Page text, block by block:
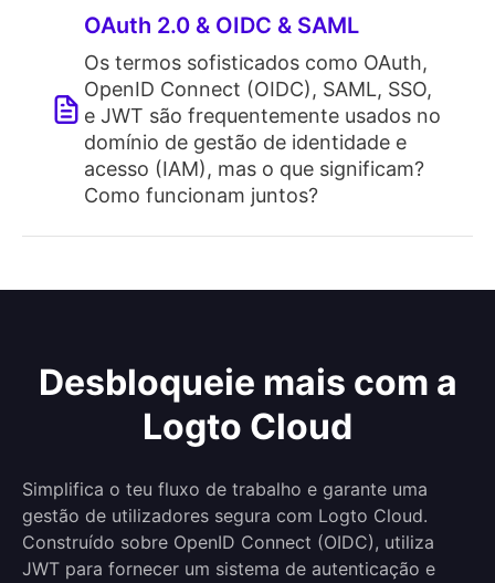
OAuth 2.0 & OIDC & SAML
Os termos sofisticados como OAuth,
OpenID Connect (OIDC), SAML, SSO,
e JWT são frequentemente usados no
domínio de gestão de identidade e
acesso (IAM), mas o que significam?
Como funcionam juntos?
Desbloqueie mais com a
Logto Cloud
Simplifica o teu fluxo de trabalho e garante uma
gestão de utilizadores segura com Logto Cloud.
Construído sobre OpenID Connect (OIDC), utiliza
JWT para fornecer um sistema de autenticação e